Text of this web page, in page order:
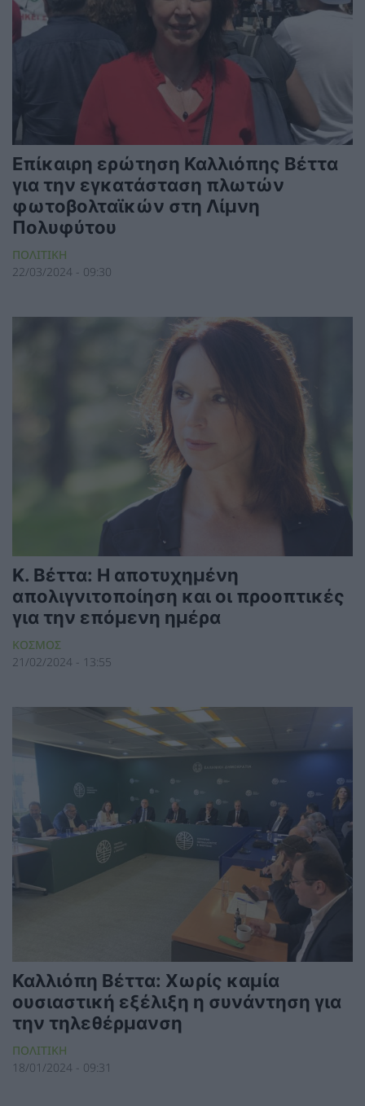
Επίκαιρη ερώτηση Καλλιόπης Βέττα
για την εγκατάσταση πλωτών
φωτοβολταϊκών στη Λίμνη
Πολυφύτου
ΠΟΛΙΤΙΚΗ
22/03/2024 - 09:30
Κ. Βέττα: Η αποτυχημένη
απολιγνιτοποίηση και οι προοπτικές
για την επόμενη ημέρα
ΚΟΣΜΟΣ
21/02/2024 - 13:55
Καλλιόπη Βέττα: Χωρίς καμία
ουσιαστική εξέλιξη η συνάντηση για
την τηλεθέρμανση
ΠΟΛΙΤΙΚΗ
18/01/2024 - 09:31